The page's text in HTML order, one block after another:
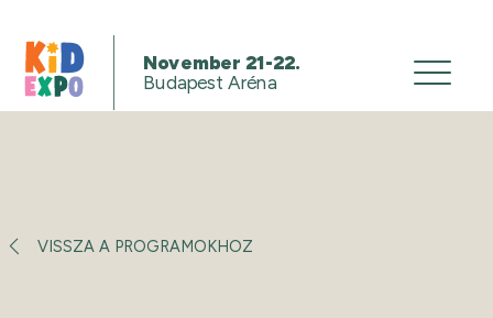
November 21-22.
Budapest Aréna
VISSZA A PROGRAMOKHOZ